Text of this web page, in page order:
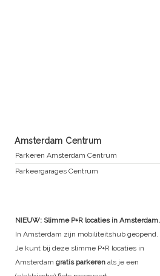
Amsterdam Centrum
Parkeren Amsterdam Centrum
Parkeergarages Centrum
NIEUW: Slimme P+R locaties in Amsterdam.
In Amsterdam zijn mobiliteitshub geopend.
Je kunt bij deze slimme P+R locaties in
Amsterdam gratis parkeren als je een